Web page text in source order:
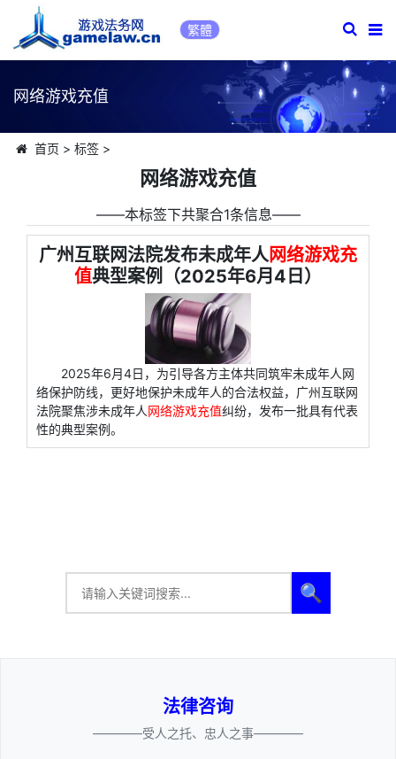
繁體
网络游戏充值
首页 > 标签>
网络游戏充值
――本标签下共聚合1条信息――
广州互联网法院发布未成年人网络游戏充
值典型案例（2025年6月4日）
2025年6月4日，为引导各方主体共同筑牢未成年人网
络保护防线，更好地保护未成年人的合法权益，广州互联网
法院聚焦涉未成年人网络游戏充值纠纷，发布一批具有代表
性的典型案例。
🔍
法律咨询
————受人之托、忠人之事————